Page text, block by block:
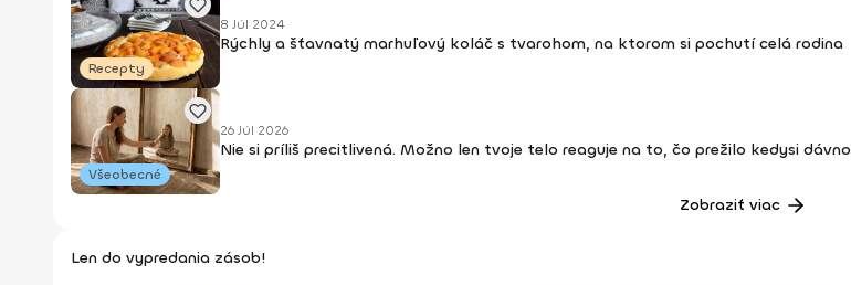
Recepty
8 Júl 2024
Rýchly a šťavnatý marhuľový koláč s tvarohom, na ktorom si pochutí celá rodina
Všeobecné
26 Júl 2026
Nie si príliš precitlivená. Možno len tvoje telo reaguje na to, čo prežilo kedysi dávno
Zobraziť viac
Len do vypredania zásob!